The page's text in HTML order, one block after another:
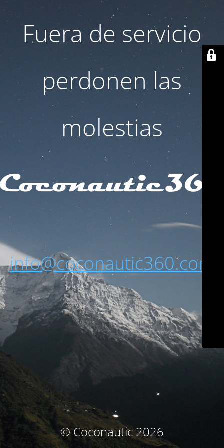
Fuera de servicio
perdonen las
molestias
info@coconautic360.com
© Coconautic 2026